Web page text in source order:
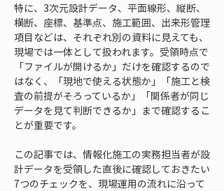
特に、3次元設計データ、平面線形、縦断、
横断、座標、基準点、施工範囲、出来形管理
項目などは、それぞれ別の資料に見えても、
現場では一体として扱われます。受領時点で
「ファイルが開けるか」だけを確認するので
はなく、「現地で使える状態か」「施工と検
査の前提がそろっているか」「関係者が同じ
データを見て判断できるか」まで確認するこ
とが重要です。
この記事では、情報化施工の実務担当者が設
計データを受領した直後に確認しておきたい
7つのチェックを、現場運用の流れに沿って